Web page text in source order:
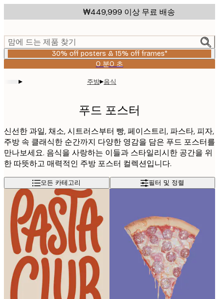
to
content.
₩449,999 이상 무료 배송
맘에 드는 제품 찾기
30% off posters & 15% off frames*
0 분0 초
유
효
날
2026-
08-
▸ 주방▸음식
푸드 포스터
신선한 과일, 채소, 시트러스부터 빵, 페이스트리, 파스타, 피자,
주방 속 클래식한 순간까지 다양한 영감을 담은 푸드 포스터를
만나보세요. 음식을 사랑하는 이들과 스타일리시한 공간을 위
한 따뜻하고 매력적인 주방 포스터 컬렉션입니다.
모든 카테고리 필터 및 정렬